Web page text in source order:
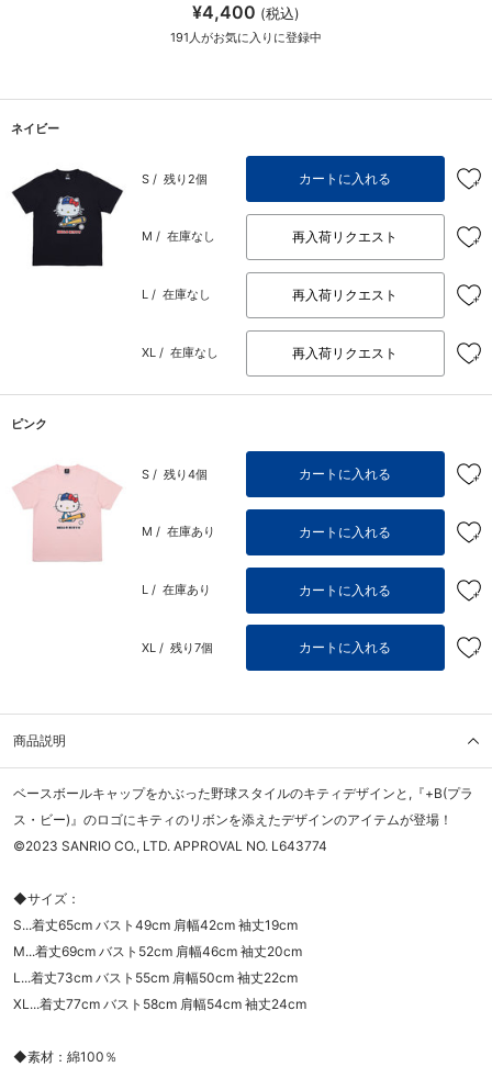
¥4,400 (税込)
191 人がお気に入りに登録中
ネイビー
S / 残り2個 カートに入れる
M / 在庫なし 再入荷リクエスト
L / 在庫なし 再入荷リクエスト
XL / 在庫なし 再入荷リクエスト
ピンク
S / 残り4個 カートに入れる
M / 在庫あり カートに入れる
L / 在庫あり カートに入れる
XL / 残り7個 カートに入れる
商品説明
ベースボールキャップをかぶった野球スタイルのキティデザインと,『+B(プラ
ス・ビー)』のロゴにキティのリボンを添えたデザインのアイテムが登場！
©2023 SANRIO CO., LTD. APPROVAL NO. L643774
◆サイズ：
S...着丈65cm バスト49cm 肩幅42cm 袖丈19cm
M...着丈69cm バスト52cm 肩幅46cm 袖丈20cm
L...着丈73cm バスト55cm 肩幅50cm 袖丈22cm
XL...着丈77cm バスト58cm 肩幅54cm 袖丈24cm
◆素材：綿100％